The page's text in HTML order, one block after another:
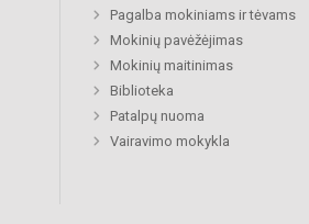
Pagalba mokiniams ir tėvams
Mokinių pavėžėjimas
Mokinių maitinimas
Biblioteka
Patalpų nuoma
Vairavimo mokykla